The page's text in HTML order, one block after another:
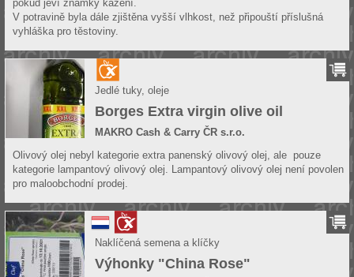
pokud jeví známky kažení.
V potravině byla dále zjištěna vyšší vlhkost, než připouští příslušná
vyhláška pro těstoviny.
Jedlé tuky, oleje
Borges Extra virgin olive oil
MAKRO Cash & Carry ČR s.r.o.
Olivový olej nebyl kategorie extra panenský olivový olej, ale pouze
kategorie lampantový olivový olej. Lampantový olivový olej není povolen
pro maloobchodní prodej.
Naklíčená semena a klíčky
Výhonky "China Rose"